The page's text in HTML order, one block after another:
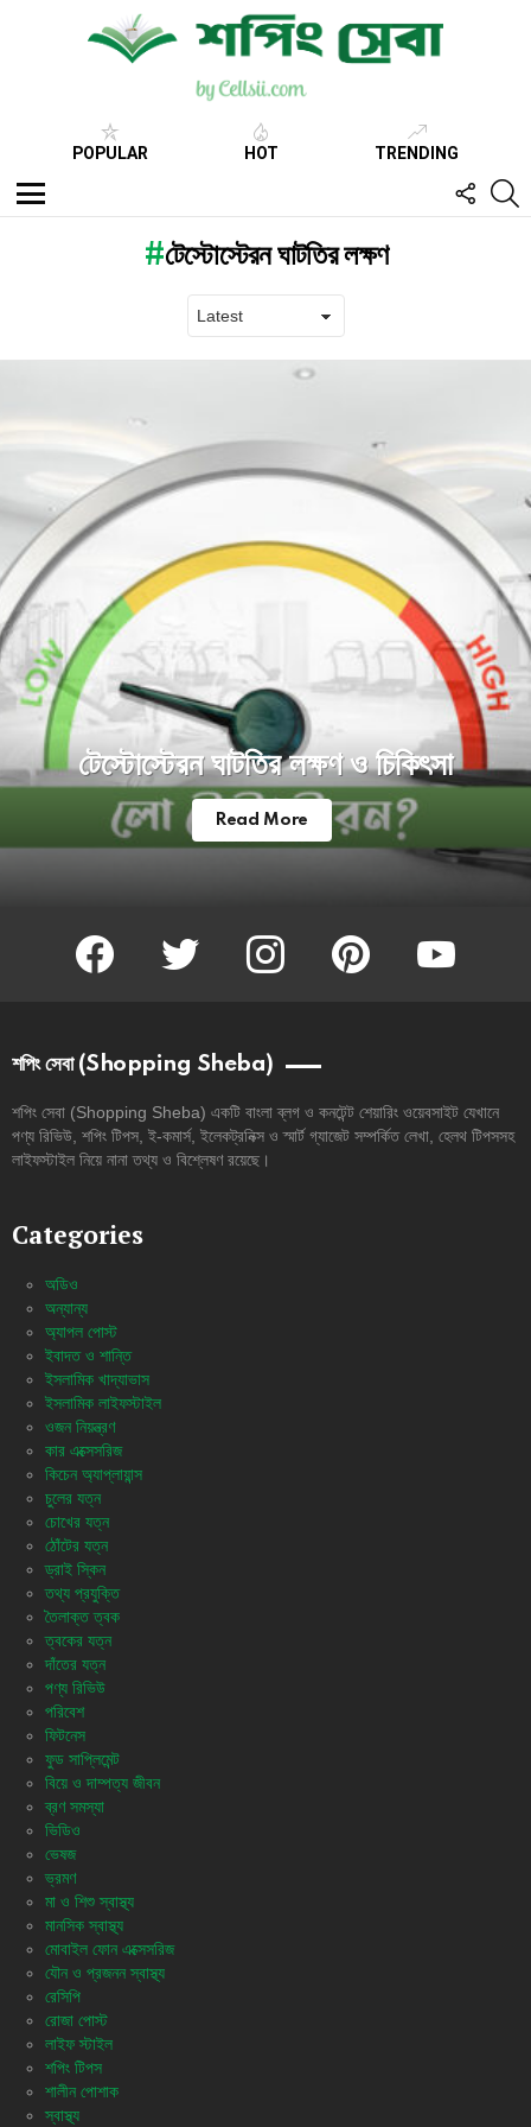
POPULAR HOT TRENDING
Menu
US
টেস্টোস্টেরন ঘাটতির লক্ষণ
টেস্টোস্টেরন ঘাটতির লক্ষণ ও চিকিৎসা
Read More
facebook twitter instagram pinterest youtube
শপিং সেবা (Shopping Sheba)
শপিং সেবা (Shopping Sheba) একটি বাংলা ব্লগ ও কনটেন্ট শেয়ারিং ওয়েবসাইট যেখানে
পণ্য রিভিউ, শপিং টিপস, ই-কমার্স, ইলেকট্রনিক্স ও স্মার্ট গ্যাজেট সম্পর্কিত লেখা, হেলথ টিপসসহ
লাইফস্টাইল নিয়ে নানা তথ্য ও বিশ্লেষণ রয়েছে।
Categories
অডিও
অন্যান্য
অ্যাপল পোস্ট
ইবাদত ও শান্তি
ইসলামিক খাদ্যাভাস
ইসলামিক লাইফস্টাইল
ওজন নিয়ন্ত্রণ
কার এক্সেসরিজ
কিচেন অ্যাপ্লায়ান্স
চুলের যত্ন
চোখের যত্ন
ঠোঁটের যত্ন
ড্রাই স্কিন
তথ্য প্রযুক্তি
তৈলাক্ত ত্বক
ত্বকের যত্ন
দাঁতের যত্ন
পণ্য রিভিউ
পরিবেশ
ফিটনেস
ফুড সাপ্লিমেন্ট
বিয়ে ও দাম্পত্য জীবন
ব্রণ সমস্যা
ভিডিও
ভেষজ
ভ্রমণ
মা ও শিশু স্বাস্থ্য
মানসিক স্বাস্থ্য
মোবাইল ফোন এক্সেসরিজ
যৌন ও প্রজনন স্বাস্থ্য
রেসিপি
রোজা পোস্ট
লাইফ স্টাইল
শপিং টিপস
শালীন পোশাক
স্বাস্থ্য